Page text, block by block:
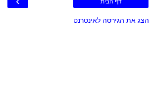
דף הבית
הצג את הגירסה לאינטרנט